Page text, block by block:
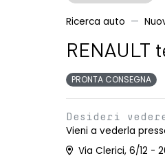
Ricerca auto
RENAULT
PRONTA CONSEGNA
Desideri
Vieni a vederla
Via Clerici, 6/12 -